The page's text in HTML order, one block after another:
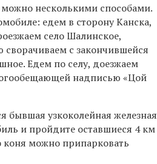
несколькими способами.
едем в сторону Канска,
село Шалинское,
с закончившейся
Едем по селу, доезжаем
надписью «Цой
бывшая узкоколейная железная
и пройдите оставшиеся 4 км
коня можно припарковать